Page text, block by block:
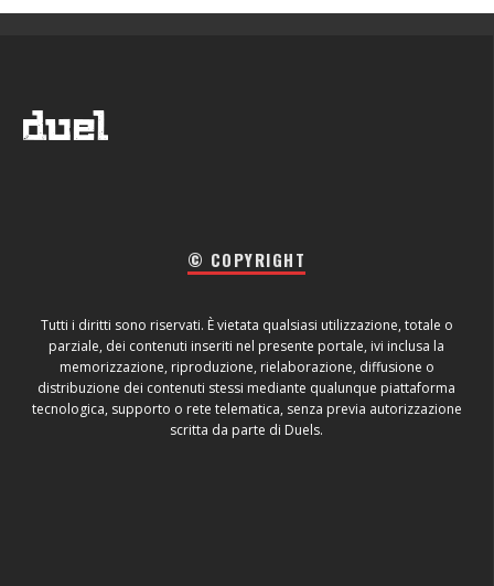
© COPYRIGHT
Tutti i diritti sono riservati. È vietata qualsiasi utilizzazione, totale o
parziale, dei contenuti inseriti nel presente portale, ivi inclusa la
memorizzazione, riproduzione, rielaborazione, diffusione o
distribuzione dei contenuti stessi mediante qualunque piattaforma
tecnologica, supporto o rete telematica, senza previa autorizzazione
scritta da parte di Duels.